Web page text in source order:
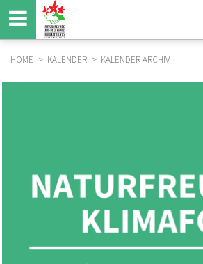
Direkt
zum
Inhalt
BREADCRUMB
HOME KALENDER KALENDER ARCHIV